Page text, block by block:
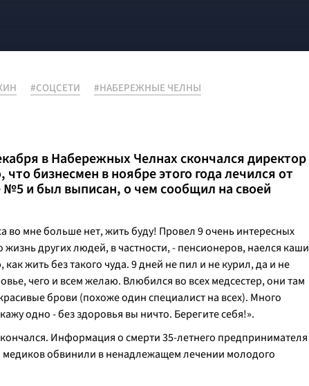
#СОЦСЕТИ
#НАБЕРЕЖНЫЕ ЧЕЛНЫ
в Набережных Челнах скончался директор
бизнесмен в ноябре этого года лечился от
№5 и был выписан, о чем сообщил на своей
во мне больше нет, жить буду! Провел 9 очень интересных
других людей, в частности, - пенсионеров, наелся каши
жить без такого чуда. 9 дней не пил и не курил, да и не
чего и всем желаю. Влюбился во всех медсестер, они там
брови (похоже один специалист на всех). Много
одно - без здоровья вы ничто. Берегите себя!».
Информация о смерти 35-летнего предпринимателя
обвинили в ненадлежащем лечении молодого